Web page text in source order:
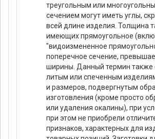
треугольным или
сечением могут иметь углы,
всей длине изделия. Толщина
имеющих прямоугольное
"видоизмененное
поперечное сечение,
ширины. Данный термин также
литым или спеченным
и размеров, подвергнутым
изготовления (кроме просто
или удаления окалины), при
при этом не приобрели
признаков, характерных для